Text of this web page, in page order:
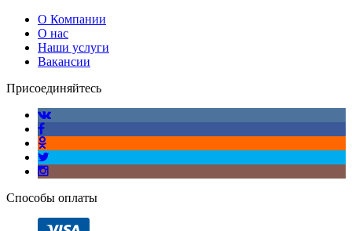
О Компании
О нас
Наши услуги
Вакансии
Присоединяйтесь
Способы оплаты